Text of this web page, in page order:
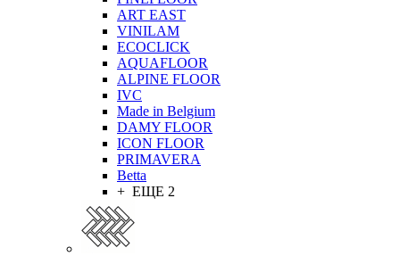
ART EAST
VINILAM
ECOCLICK
AQUAFLOOR
ALPINE FLOOR
IVC
Made in Belgium
DAMY FLOOR
ICON FLOOR
PRIMAVERA
Betta
+ ЕЩЕ 2